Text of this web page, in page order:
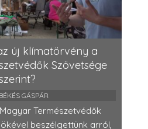
új klímatörvény a
Szövetsége
BÉKÉS GÁSPÁR
Természetvédők
beszélgettünk arról,